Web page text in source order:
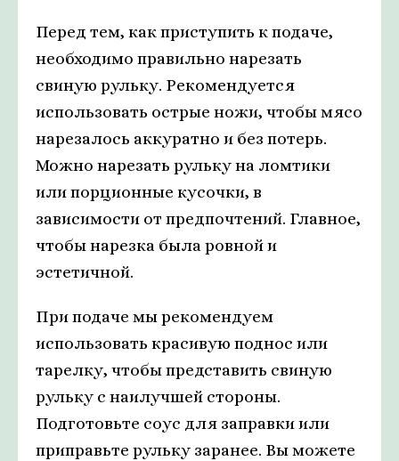
Перед тем, как приступить к подаче,
необходимо правильно нарезать
свиную рульку. Рекомендуется
использовать острые ножи, чтобы мясо
нарезалось аккуратно и без потерь.
Можно нарезать рульку на ломтики
или порционные кусочки, в
зависимости от предпочтений. Главное,
чтобы нарезка была ровной и
эстетичной.
При подаче мы рекомендуем
использовать красивую поднос или
тарелку, чтобы представить свиную
рульку с наилучшей стороны.
Подготовьте соус для заправки или
приправьте рульку заранее. Вы можете